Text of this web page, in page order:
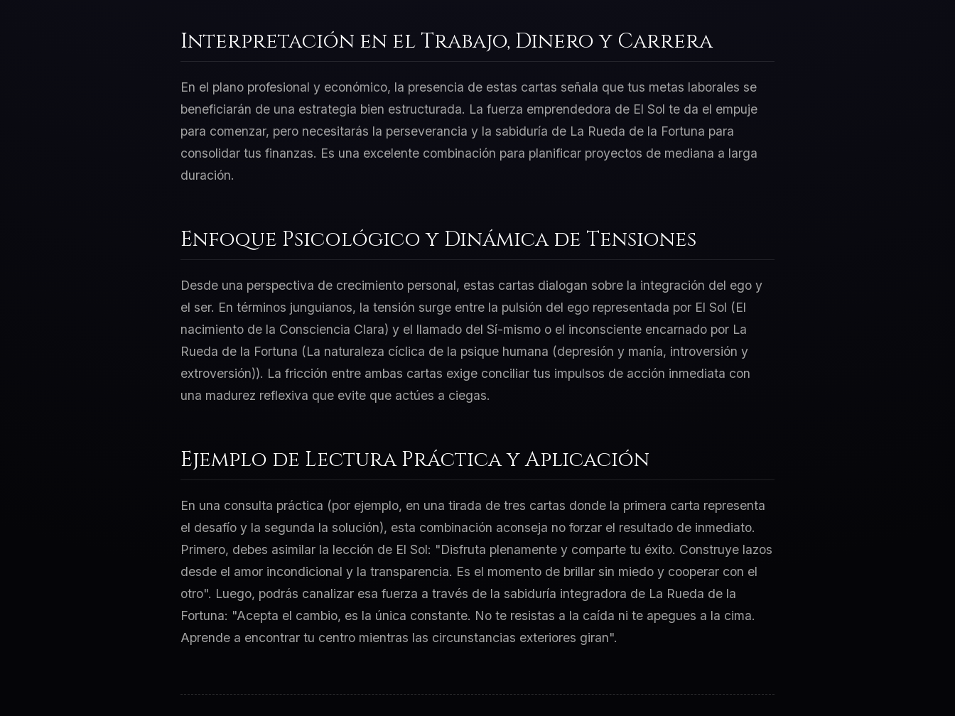
Interpretación en el Trabajo, Dinero y Carrera
En el plano profesional y económico, la presencia de estas cartas señala que tus metas laborales se
beneficiarán de una estrategia bien estructurada. La fuerza emprendedora de El Sol te da el empuje
para comenzar, pero necesitarás la perseverancia y la sabiduría de La Rueda de la Fortuna para
consolidar tus finanzas. Es una excelente combinación para planificar proyectos de mediana a larga
duración.
Enfoque Psicológico y Dinámica de Tensiones
Desde una perspectiva de crecimiento personal, estas cartas dialogan sobre la integración del ego y
el ser. En términos junguianos, la tensión surge entre la pulsión del ego representada por El Sol (El
nacimiento de la Consciencia Clara) y el llamado del Sí-mismo o el inconsciente encarnado por La
Rueda de la Fortuna (La naturaleza cíclica de la psique humana (depresión y manía, introversión y
extroversión)). La fricción entre ambas cartas exige conciliar tus impulsos de acción inmediata con
una madurez reflexiva que evite que actúes a ciegas.
Ejemplo de Lectura Práctica y Aplicación
En una consulta práctica (por ejemplo, en una tirada de tres cartas donde la primera carta representa
el desafío y la segunda la solución), esta combinación aconseja no forzar el resultado de inmediato.
Primero, debes asimilar la lección de El Sol: "Disfruta plenamente y comparte tu éxito. Construye lazos
desde el amor incondicional y la transparencia. Es el momento de brillar sin miedo y cooperar con el
otro". Luego, podrás canalizar esa fuerza a través de la sabiduría integradora de La Rueda de la
Fortuna: "Acepta el cambio, es la única constante. No te resistas a la caída ni te apegues a la cima.
Aprende a encontrar tu centro mientras las circunstancias exteriores giran".